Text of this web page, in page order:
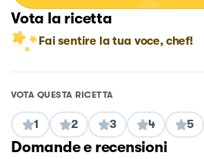
Vota la ricetta
Fai sentire la tua voce, chef!
VOTA QUESTA RICETTA
1 2 3 4 5
Domande e recensioni